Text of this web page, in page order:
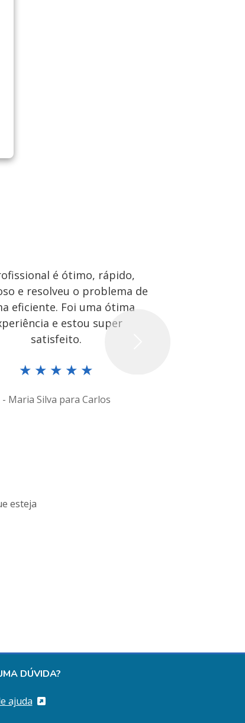
é ótimo, rápido,
e resolveu o problema de
eficiente. Foi uma ótima
e estou super
satisfeito.
★ ★ ★ ★ ★
- Maria Silva para Carlos
esteja
DÚVIDA?
ajuda